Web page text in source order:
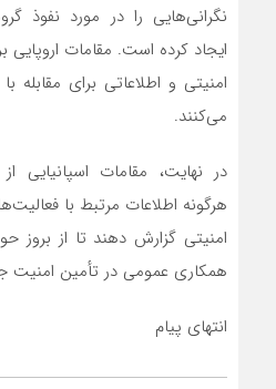
نگرانی‌هایی را در مورد نفوذ
ایجاد کرده است. مقامات
امنیتی و اطلاعاتی برای مقابله
می‌کنند.
در نهایت، مقامات اسپانیایی
هرگونه اطلاعات مرتبط با
امنیتی گزارش دهند تا از بروز
همکاری عمومی در تأمین امنیت
انتهای پیام